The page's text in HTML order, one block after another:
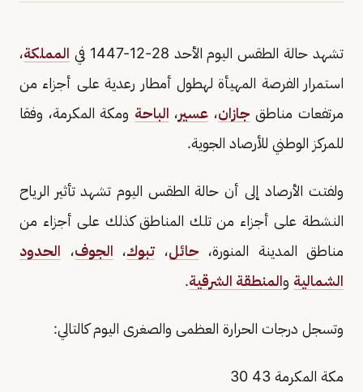
تشهد حالة الطقس اليوم الأحد 28-12-1447 في المملكة،
استمرار الفرصة المهيأة لهطول أمطار رعدية على أجزاء من
مرتفعات مناطق جازان، عسير، الباحة ومكة المكرمة، وفقا
للمركز الوطني للأرصاد الجوية.
ولفتت الأرصاد إلى أن حالة الطقس اليوم تشهد تأثير الرياح
النشطة على أجزاء من تلك المناطق كذلك على أجزاء من
مناطق المدينة المنورة، حائل، تبوك، الجوف، الحدود
الشمالية والمنطقة الشرقية.
وتسجل درجات الحرارة العظمى والصغرى اليوم كالتالي:
مكة المكرمة 43 30